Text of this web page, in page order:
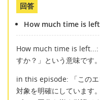
回答
How much time is
How much time is left...:
すか？」という意味です。
in this episode: 「このエ
対象を明確にしています